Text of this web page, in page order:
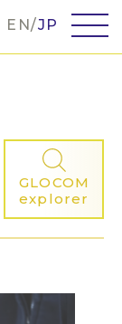
EN/JP
GLOCOM
explorer